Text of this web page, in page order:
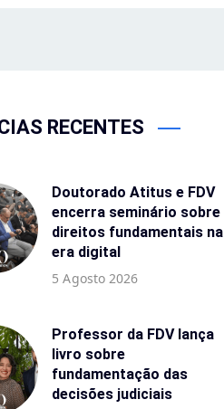
RECENTES
Doutorado Atitus e FDV
encerra seminário sobre
direitos fundamentais na
era digital
5 Agosto 2026
Professor da FDV lança
livro sobre
fundamentação das
decisões judiciais